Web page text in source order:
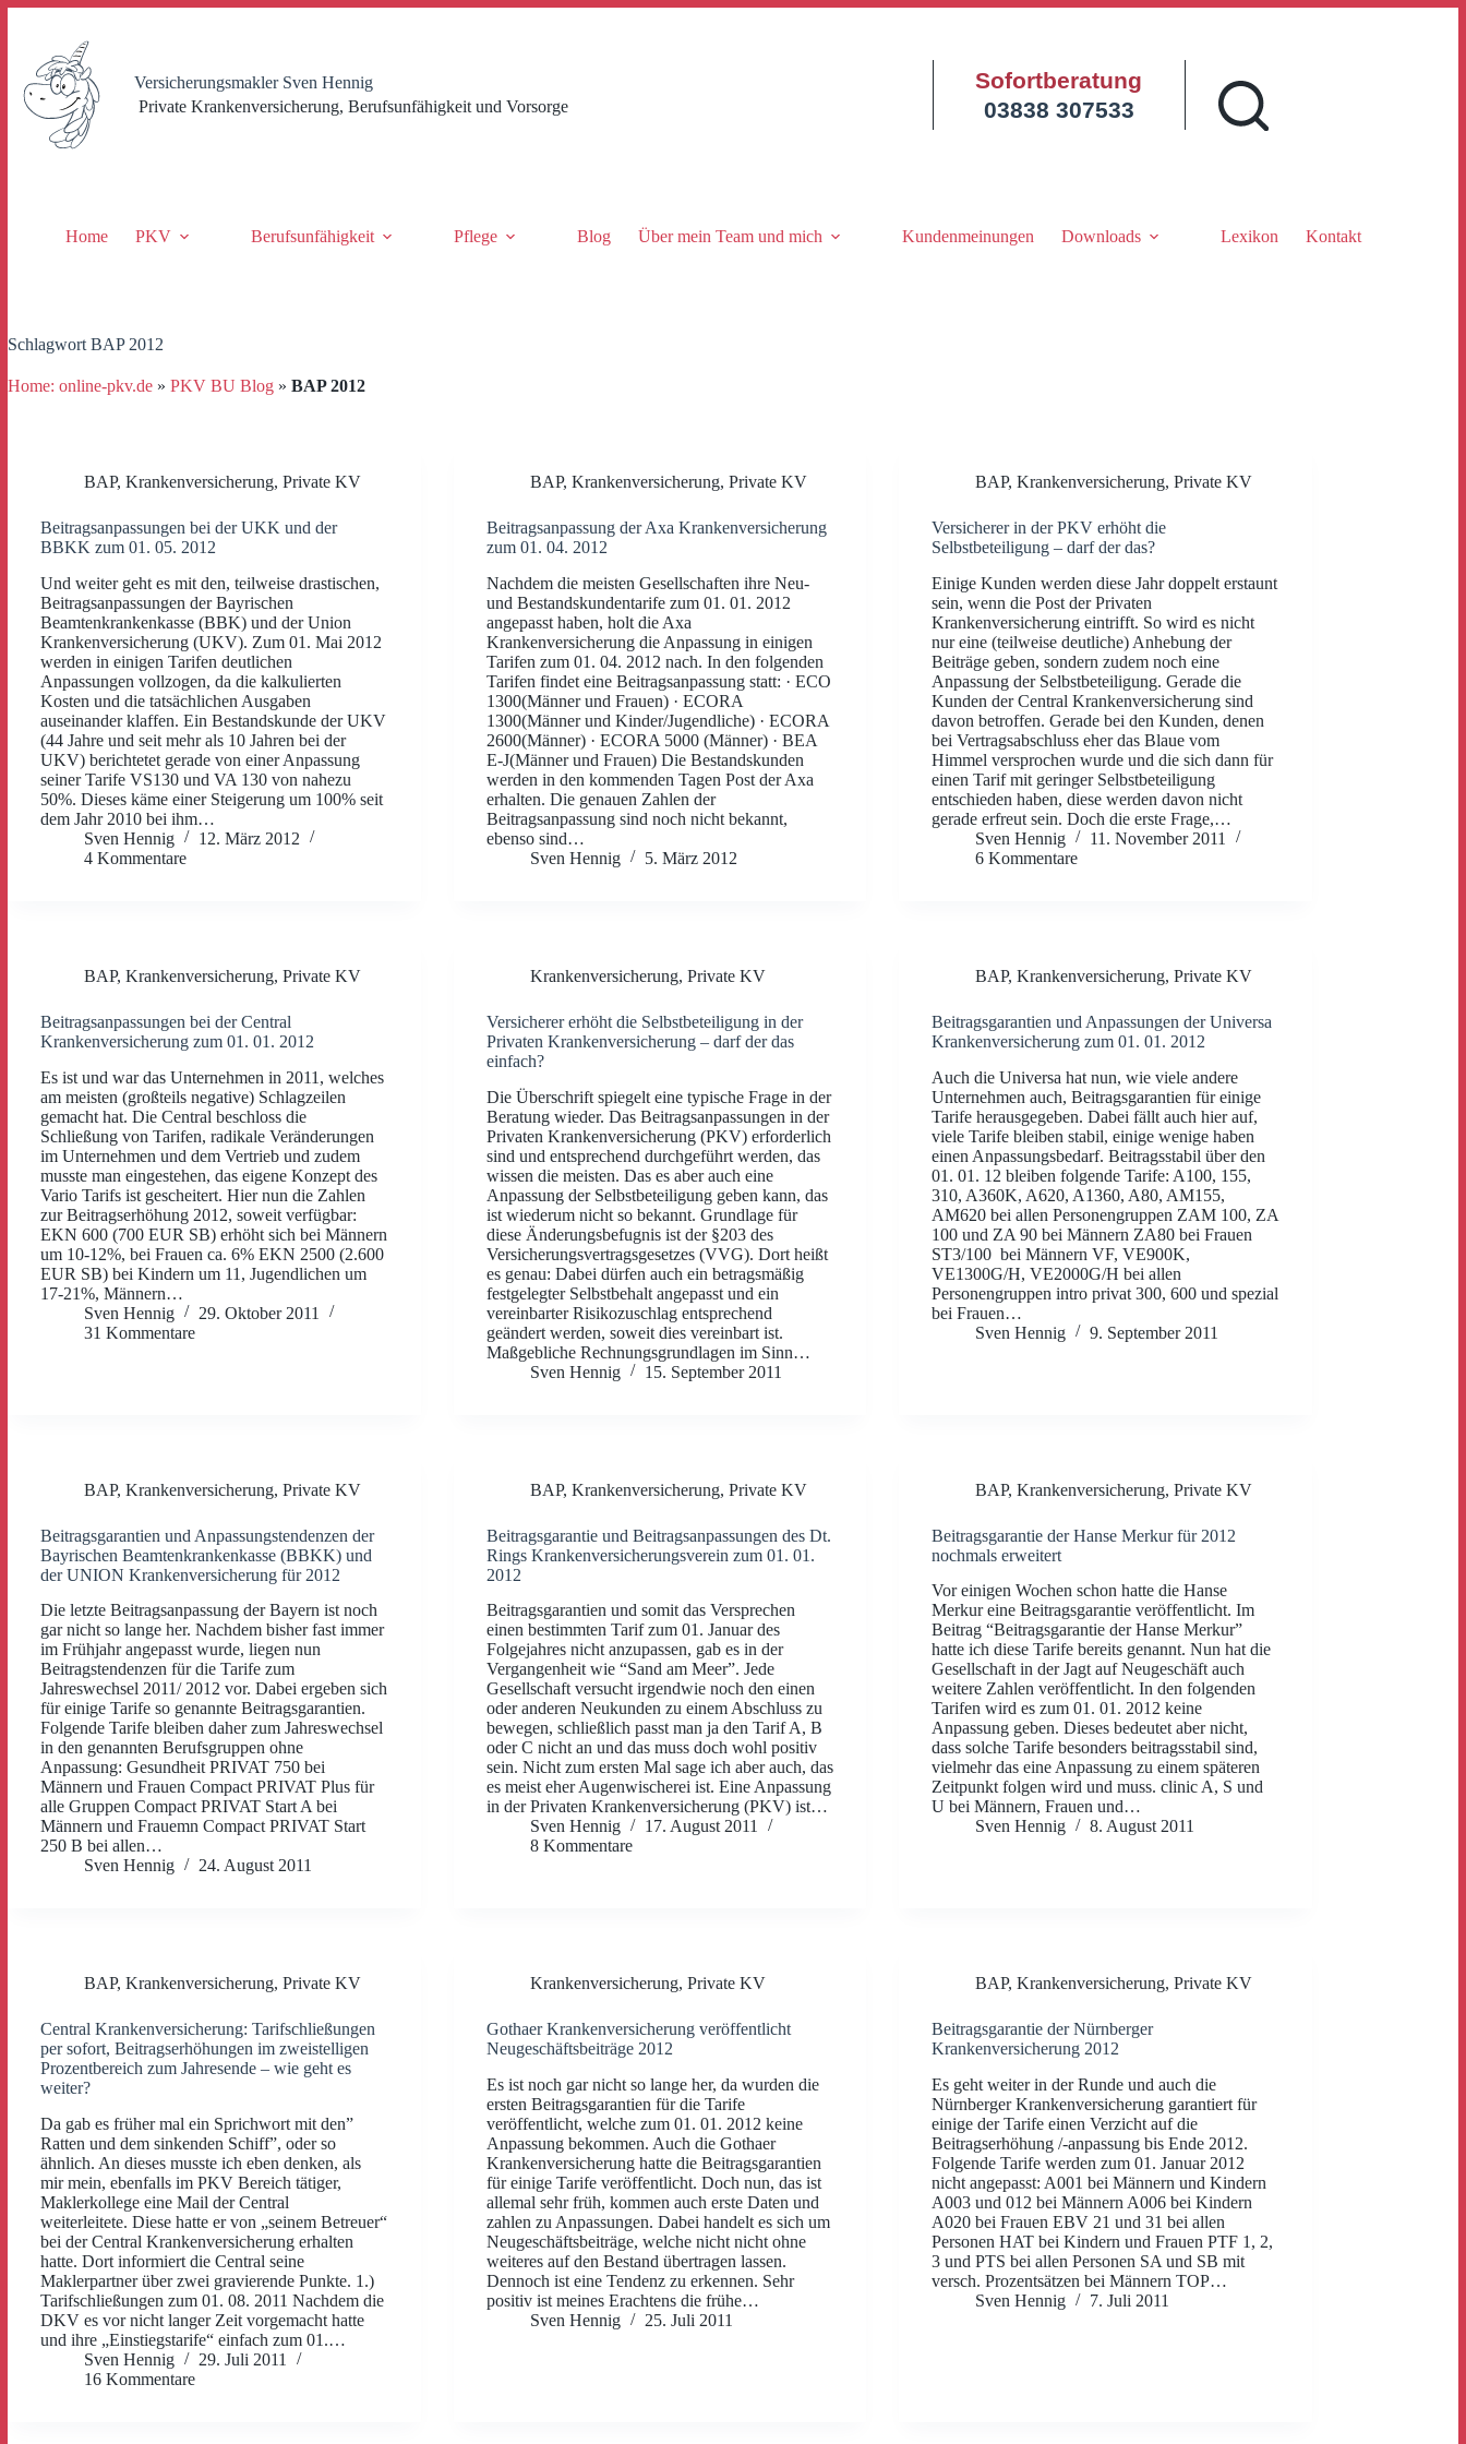
springen
Versicherungsmakler Sven Hennig
Private Krankenversicherung, Berufsunfähigkeit und Vorsorge
Sofortberatung
03838 307533
Home PKV Berufsunfähigkeit Pflege Blog Über mein Team und mich Kundenmeinungen Downloads Lexikon Kontakt
Schlagwort BAP 2012
Home: online-pkv.de » PKV BU Blog » BAP 2012
BAP, Krankenversicherung, Private KV
Beitragsanpassungen bei der UKK und der
BBKK zum 01. 05. 2012
Und weiter geht es mit den, teilweise drastischen,
Beitragsanpassungen der Bayrischen
Beamtenkrankenkasse (BBK) und der Union
Krankenversicherung (UKV). Zum 01. Mai 2012
werden in einigen Tarifen deutlichen
Anpassungen vollzogen, da die kalkulierten
Kosten und die tatsächlichen Ausgaben
auseinander klaffen. Ein Bestandskunde der UKV
(44 Jahre und seit mehr als 10 Jahren bei der
UKV) berichtetet gerade von einer Anpassung
seiner Tarife VS130 und VA 130 von nahezu
50%. Dieses käme einer Steigerung um 100% seit
dem Jahr 2010 bei ihm…
Sven Hennig
12. März 2012
4 Kommentare
BAP, Krankenversicherung, Private KV
Beitragsanpassung der Axa Krankenversicherung
zum 01. 04. 2012
Nachdem die meisten Gesellschaften ihre Neu-
und Bestandskundentarife zum 01. 01. 2012
angepasst haben, holt die Axa
Krankenversicherung die Anpassung in einigen
Tarifen zum 01. 04. 2012 nach. In den folgenden
Tarifen findet eine Beitragsanpassung statt: · ECO
1300(Männer und Frauen) · ECORA
1300(Männer und Kinder/Jugendliche) · ECORA
2600(Männer) · ECORA 5000 (Männer) · BEA
E-J(Männer und Frauen) Die Bestandskunden
werden in den kommenden Tagen Post der Axa
erhalten. Die genauen Zahlen der
Beitragsanpassung sind noch nicht bekannt,
ebenso sind…
Sven Hennig
5. März 2012
BAP,Krankenversicherung,Private KV
Versicherer in der PKV erhöht die
Selbstbeteiligung – darf der das?
Einige Kunden werden diese Jahr doppelt erstaunt
sein, wenn die Post der Privaten
Krankenversicherung eintrifft. So wird es nicht
nur eine (teilweise deutliche) Anhebung der
Beiträge geben, sondern zudem noch eine
Anpassung der Selbstbeteiligung. Gerade die
Kunden der Central Krankenversicherung sind
davon betroffen. Gerade bei den Kunden, denen
bei Vertragsabschluss eher das Blaue vom
Himmel versprochen wurde und die sich dann für
einen Tarif mit geringer Selbstbeteiligung
entschieden haben, diese werden davon nicht
gerade erfreut sein. Doch die erste Frage,…
Sven Hennig
11. November 2011
6 Kommentare
BAP, Krankenversicherung, Private KV
Beitragsanpassungen bei der Central
Krankenversicherung zum 01. 01. 2012
Es ist und war das Unternehmen in 2011, welches
am meisten (großteils negative) Schlagzeilen
gemacht hat. Die Central beschloss die
Schließung von Tarifen, radikale Veränderungen
im Unternehmen und dem Vertrieb und zudem
musste man eingestehen, das eigene Konzept des
Vario Tarifs ist gescheitert. Hier nun die Zahlen
zur Beitragserhöhung 2012, soweit verfügbar:
EKN 600 (700 EUR SB) erhöht sich bei Männern
um 10-12%, bei Frauen ca. 6% EKN 2500 (2.600
EUR SB) bei Kindern um 11, Jugendlichen um
17-21%, Männern…
Sven Hennig
29. Oktober 2011
31 Kommentare
Krankenversicherung, Private KV
Versicherer erhöht die Selbstbeteiligung in der
Privaten Krankenversicherung – darf der das
einfach?
Die Überschrift spiegelt eine typische Frage in der
Beratung wieder. Das Beitragsanpassungen in der
Privaten Krankenversicherung (PKV) erforderlich
sind und entsprechend durchgeführt werden, das
wissen die meisten. Das es aber auch eine
Anpassung der Selbstbeteiligung geben kann, das
ist wiederum nicht so bekannt. Grundlage für
diese Änderungsbefugnis ist der §203 des
Versicherungsvertragsgesetzes (VVG). Dort heißt
es genau: Dabei dürfen auch ein betragsmäßig
festgelegter Selbstbehalt angepasst und ein
vereinbarter Risikozuschlag entsprechend
geändert werden, soweit dies vereinbart ist.
Maßgebliche Rechnungsgrundlagen im Sinn…
Sven Hennig
15. September 2011
BAP,Krankenversicherung,Private KV
Beitragsgarantien und Anpassungen der Universa
Krankenversicherung zum 01. 01. 2012
Auch die Universa hat nun, wie viele andere
Unternehmen auch, Beitragsgarantien für einige
Tarife herausgegeben. Dabei fällt auch hier auf,
viele Tarife bleiben stabil, einige wenige haben
einen Anpassungsbedarf. Beitragsstabil über den
01. 01. 12 bleiben folgende Tarife: A100, 155,
310, A360K, A620, A1360, A80, AM155,
AM620 bei allen Personengruppen ZAM 100, ZA
100 und ZA 90 bei Männern ZA80 bei Frauen
ST3/100 bei Männern VF, VE900K,
VE1300G/H, VE2000G/H bei allen
Personengruppen intro privat 300, 600 und spezial
bei Frauen…
Sven Hennig
9. September 2011
BAP, Krankenversicherung, Private KV
Beitragsgarantien und Anpassungstendenzen der
Bayrischen Beamtenkrankenkasse (BBKK) und
der UNION Krankenversicherung für 2012
Die letzte Beitragsanpassung der Bayern ist noch
gar nicht so lange her. Nachdem bisher fast immer
im Frühjahr angepasst wurde, liegen nun
Beitragstendenzen für die Tarife zum
Jahreswechsel 2011/ 2012 vor. Dabei ergeben sich
für einige Tarife so genannte Beitragsgarantien.
Folgende Tarife bleiben daher zum Jahreswechsel
in den genannten Berufsgruppen ohne
Anpassung: Gesundheit PRIVAT 750 bei
Männern und Frauen Compact PRIVAT Plus für
alle Gruppen Compact PRIVAT Start A bei
Männern und Frauemn Compact PRIVAT Start
250 B bei allen…
Sven Hennig
24. August 2011
BAP, Krankenversicherung, Private KV
Beitragsgarantie und Beitragsanpassungen des Dt.
Rings Krankenversicherungsverein zum 01. 01.
2012
Beitragsgarantien und somit das Versprechen
einen bestimmten Tarif zum 01. Januar des
Folgejahres nicht anzupassen, gab es in der
Vergangenheit wie “Sand am Meer”. Jede
Gesellschaft versucht irgendwie noch den einen
oder anderen Neukunden zu einem Abschluss zu
bewegen, schließlich passt man ja den Tarif A, B
oder C nicht an und das muss doch wohl positiv
sein. Nicht zum ersten Mal sage ich aber auch, das
es meist eher Augenwischerei ist. Eine Anpassung
in der Privaten Krankenversicherung (PKV) ist…
Sven Hennig
17. August 2011
8 Kommentare
BAP,Krankenversicherung,Private KV
Beitragsgarantie der Hanse Merkur für 2012
nochmals erweitert
Vor einigen Wochen schon hatte die Hanse
Merkur eine Beitragsgarantie veröffentlicht. Im
Beitrag “Beitragsgarantie der Hanse Merkur”
hatte ich diese Tarife bereits genannt. Nun hat die
Gesellschaft in der Jagt auf Neugeschäft auch
weitere Zahlen veröffentlicht. In den folgenden
Tarifen wird es zum 01. 01. 2012 keine
Anpassung geben. Dieses bedeutet aber nicht,
dass solche Tarife besonders beitragsstabil sind,
vielmehr das eine Anpassung zu einem späteren
Zeitpunkt folgen wird und muss. clinic A, S und
U bei Männern, Frauen und…
Sven Hennig
8. August 2011
BAP, Krankenversicherung, Private KV
Central Krankenversicherung: Tarifschließungen
per sofort, Beitragserhöhungen im zweistelligen
Prozentbereich zum Jahresende – wie geht es
weiter?
Da gab es früher mal ein Sprichwort mit den”
Ratten und dem sinkenden Schiff”, oder so
ähnlich. An dieses musste ich eben denken, als
mir mein, ebenfalls im PKV Bereich tätiger,
Maklerkollege eine Mail der Central
weiterleitete. Diese hatte er von „seinem Betreuer“
bei der Central Krankenversicherung erhalten
hatte. Dort informiert die Central seine
Maklerpartner über zwei gravierende Punkte. 1.)
Tarifschließungen zum 01. 08. 2011 Nachdem die
DKV es vor nicht langer Zeit vorgemacht hatte
und ihre „Einstiegstarife“ einfach zum 01.…
Sven Hennig
29. Juli 2011
16 Kommentare
Krankenversicherung, Private KV
Gothaer Krankenversicherung veröffentlicht
Neugeschäftsbeiträge 2012
Es ist noch gar nicht so lange her, da wurden die
ersten Beitragsgarantien für die Tarife
veröffentlicht, welche zum 01. 01. 2012 keine
Anpassung bekommen. Auch die Gothaer
Krankenversicherung hatte die Beitragsgarantien
für einige Tarife veröffentlicht. Doch nun, das ist
allemal sehr früh, kommen auch erste Daten und
zahlen zu Anpassungen. Dabei handelt es sich um
Neugeschäftsbeiträge, welche nicht nicht ohne
weiteres auf den Bestand übertragen lassen.
Dennoch ist eine Tendenz zu erkennen. Sehr
positiv ist meines Erachtens die frühe…
Sven Hennig
25. Juli 2011
BAP,Krankenversicherung,Private KV
Beitragsgarantie der Nürnberger
Krankenversicherung 2012
Es geht weiter in der Runde und auch die
Nürnberger Krankenversicherung garantiert für
einige der Tarife einen Verzicht auf die
Beitragserhöhung /-anpassung bis Ende 2012.
Folgende Tarife werden zum 01. Januar 2012
nicht angepasst: A001 bei Männern und Kindern
A003 und 012 bei Männern A006 bei Kindern
A020 bei Frauen EBV 21 und 31 bei allen
Personen HAT bei Kindern und Frauen PTF 1, 2,
3 und PTS bei allen Personen SA und SB mit
versch. Prozentsätzen bei Männern TOP…
Sven Hennig
7. Juli 2011